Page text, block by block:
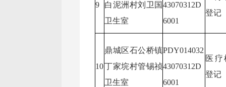
9
白泥洲村刘卫国
卫生室
43070312D
6001
登记
10
鼎城区石公桥镇
丁家垸村管锡祯
卫生室
PDY014032
43070312D
6001
医疗
登记